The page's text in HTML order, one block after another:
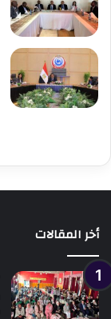
أخر المقالات